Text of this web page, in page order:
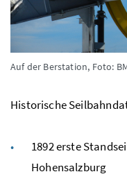
Auf der Berstation, Foto:
Historische
1892 erste
Hohensalzburg